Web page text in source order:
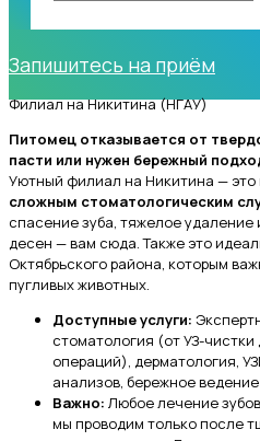
Запишитесь на приём
Филиал на Никитина (НГАУ)
Питомец отказывается от
пасти или нужен бережный
Уютный филиал на Никитина —
сложным стоматологическим
спасение зуба, тяжелое
десен — вам сюда. Также это
Октябрьского района, которым
пугливых животных.
Доступные услуги:
стоматология (от УЗ-
операций), дерматология,
анализов, бережное
Важно: Любое лечение
мы проводим только после